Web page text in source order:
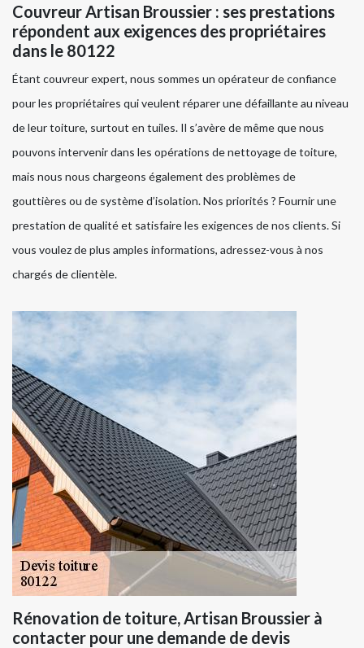
Couvreur Artisan Broussier : ses prestations
répondent aux exigences des propriétaires
dans le 80122
Étant couvreur expert, nous sommes un opérateur de confiance
pour les propriétaires qui veulent réparer une défaillante au niveau
de leur toiture, surtout en tuiles. Il s’avère de même que nous
pouvons intervenir dans les opérations de nettoyage de toiture,
mais nous nous chargeons également des problèmes de
gouttières ou de système d’isolation. Nos priorités ? Fournir une
prestation de qualité et satisfaire les exigences de nos clients. Si
vous voulez de plus amples informations, adressez-vous à nos
chargés de clientèle.
Rénovation de toiture, Artisan Broussier à
contacter pour une demande de devis